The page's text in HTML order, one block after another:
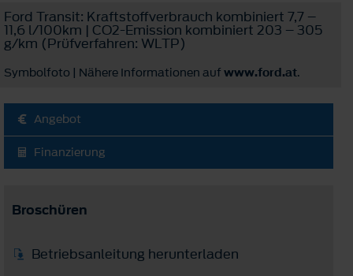
Ford Transit: Kraftstoffverbrauch kombiniert 7,7 –
11,6 l/100km | CO2-Emission kombiniert 203 – 305
g/km (Prüfverfahren: WLTP)
Symbolfoto | Nähere Informationen aufwww.ford.at.
Angebot
Finanzierung
Broschüren
Betriebsanleitung herunterladen